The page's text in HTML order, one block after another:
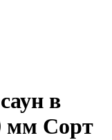
в
мм Сорт